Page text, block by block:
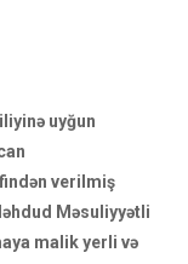
uyğun
verilmiş
Məsuliyyətli
malik yerli və